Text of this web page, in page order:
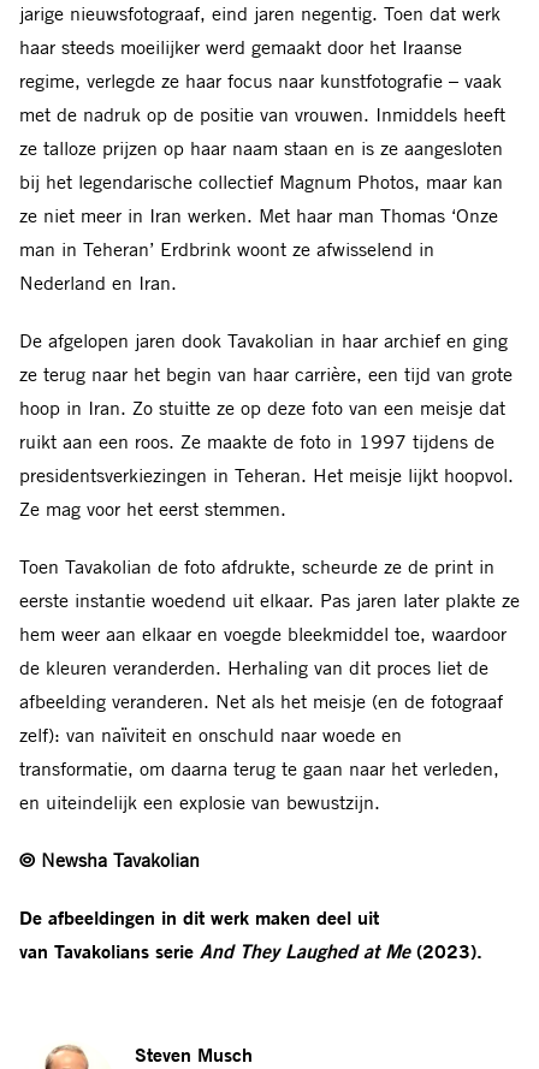
jarige nieuwsfotograaf, eind jaren negentig. Toen dat werk
haar steeds moeilijker werd gemaakt door het Iraanse
regime, verlegde ze haar focus naar kunstfotografie – vaak
met de nadruk op de positie van vrouwen. Inmiddels heeft
ze talloze prijzen op haar naam staan en is ze aangesloten
bij het legendarische collectief Magnum Photos, maar kan
ze niet meer in Iran werken. Met haar man Thomas ‘Onze
man in Teheran’ Erdbrink woont ze afwisselend in
Nederland en Iran.
De afgelopen jaren dook Tavakolian in haar archief en ging
ze terug naar het begin van haar carrière, een tijd van grote
hoop in Iran. Zo stuitte ze op deze foto van een meisje dat
ruikt aan een roos. Ze maakte de foto in 1997 tijdens de
presidentsverkiezingen in Teheran. Het meisje lijkt hoopvol.
Ze mag voor het eerst stemmen.
Toen Tavakolian de foto afdrukte, scheurde ze de print in
eerste instantie woedend uit elkaar. Pas jaren later plakte ze
hem weer aan elkaar en voegde bleekmiddel toe, waardoor
de kleuren veranderden. Herhaling van dit proces liet de
afbeelding veranderen. Net als het meisje (en de fotograaf
zelf): van naïviteit en onschuld naar woede en
transformatie, om daarna terug te gaan naar het verleden,
en uiteindelijk een explosie van bewustzijn.
© Newsha Tavakolian
De afbeeldingen in dit werk maken deel uit
van Tavakolians serie And They Laughed at Me(2023).
Steven Musch